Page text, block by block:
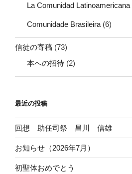
La Comunidad Latinoamericana
Comunidade Brasileira (6)
信徒の寄稿 (73)
本への招待 (2)
最近の投稿
回想 助任司祭 昌川 信雄
お知らせ（2026年7月）
初聖体おめでとう